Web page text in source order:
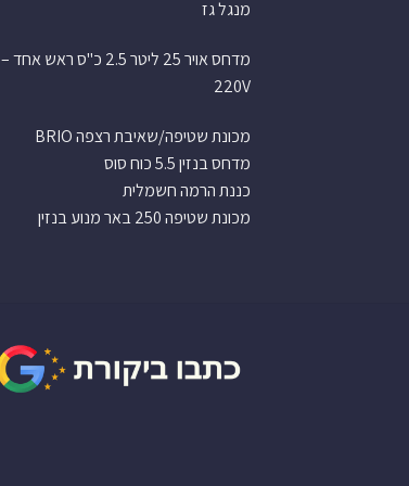
מנגל גז
מדחס אויר 25 ליטר 2.5 כ"ס ראש אחד –
220V
מכונת שטיפה/שאיבת רצפה BRIO
מדחס בנזין 5.5 כוח סוס
כננת הרמה חשמלית
מכונת שטיפה 250 באר מנוע בנזין